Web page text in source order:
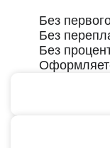
Без
Без
Без